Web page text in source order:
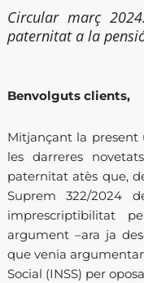
Circular març
paternitat a la
Benvolguts clients,
Mitjançant la present
les darreres
paternitat atès que,
Suprem 322/2024
imprescriptibilitat
argument –ara ja
que venia
Social (INSS) per